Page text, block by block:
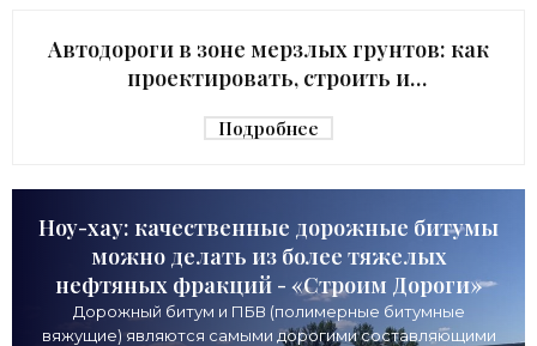
Автодороги в зоне мерзлых грунтов: как
проектировать, строить и
Подробнее
Ноу-хау: качественные дорожные битумы
можно делать из более тяжелых
нефтяных фракций - «Строим Дороги»
Дорожный битум и ПБВ (полимерные битумные
вяжущие) являются самыми дорогими составляющими